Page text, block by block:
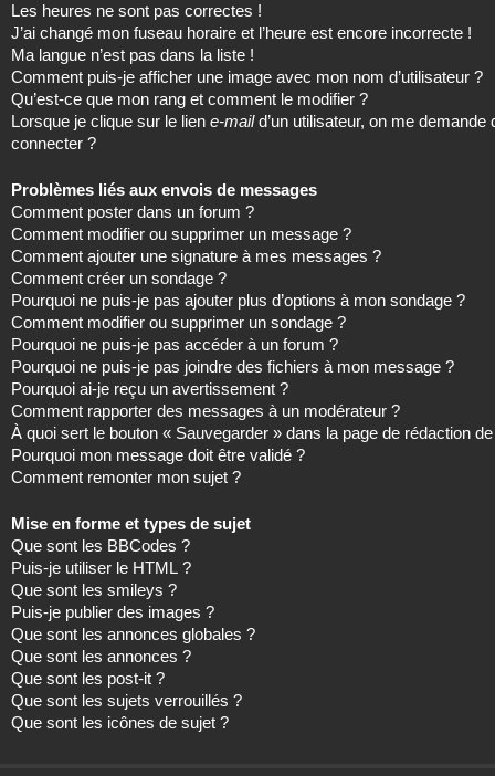
Les heures ne sont pas correctes !
J’ai changé mon fuseau horaire et l’heure est encore incorrecte !
Ma langue n’est pas dans la liste !
Comment puis-je afficher une image avec mon nom d’utilisateur ?
Qu’est-ce que mon rang et comment le modifier ?
Lorsque je clique sur le lien e-maild’un utilisateur, on me demande
connecter ?
Problèmes liés aux envois de messages
Comment poster dans un forum ?
Comment modifier ou supprimer un message ?
Comment ajouter une signature à mes messages ?
Comment créer un sondage ?
Pourquoi ne puis-je pas ajouter plus d’options à mon sondage ?
Comment modifier ou supprimer un sondage ?
Pourquoi ne puis-je pas accéder à un forum ?
Pourquoi ne puis-je pas joindre des fichiers à mon message ?
Pourquoi ai-je reçu un avertissement ?
Comment rapporter des messages à un modérateur ?
À quoi sert le bouton « Sauvegarder » dans la page de rédaction
Pourquoi mon message doit être validé ?
Comment remonter mon sujet ?
Mise en forme et types de sujet
Que sont les BBCodes ?
Puis-je utiliser le HTML ?
Que sont les smileys ?
Puis-je publier des images ?
Que sont les annonces globales ?
Que sont les annonces ?
Que sont les post-it ?
Que sont les sujets verrouillés ?
Que sont les icônes de sujet ?